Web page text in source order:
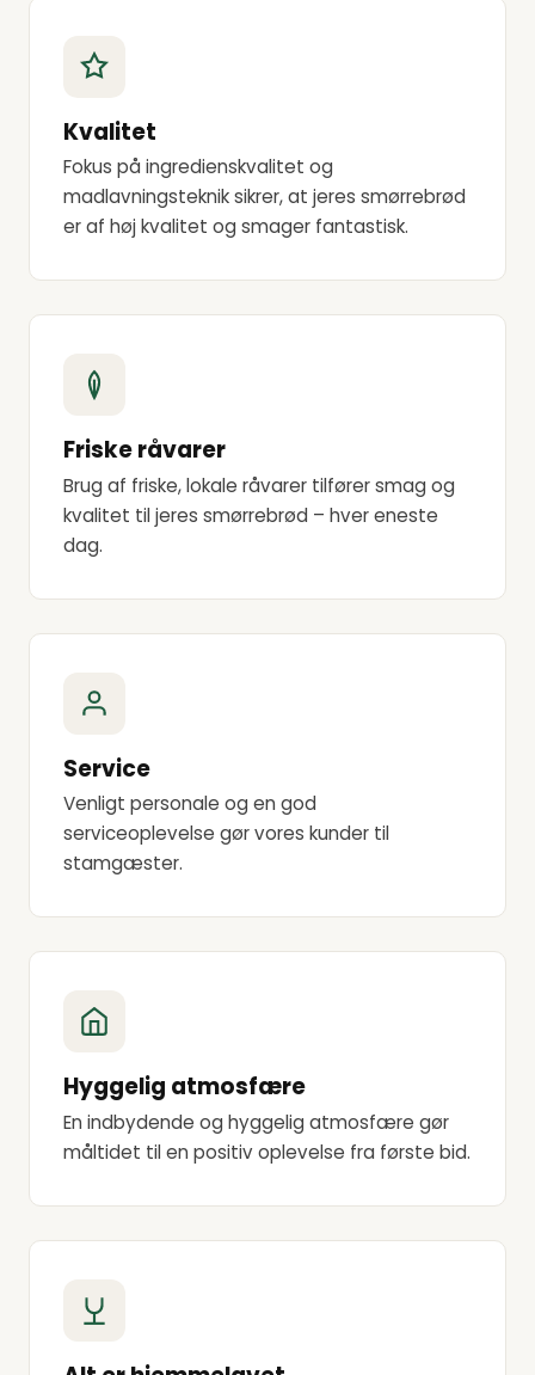
Kvalitet
Fokus på ingredienskvalitet og
madlavningsteknik sikrer, at jeres smørrebrød
er af høj kvalitet og smager fantastisk.
Friske råvarer
Brug af friske, lokale råvarer tilfører smag og
kvalitet til jeres smørrebrød – hver eneste
dag.
Service
Venligt personale og en god
serviceoplevelse gør vores kunder til
stamgæster.
Hyggelig atmosfære
En indbydende og hyggelig atmosfære gør
måltidet til en positiv oplevelse fra første bid.